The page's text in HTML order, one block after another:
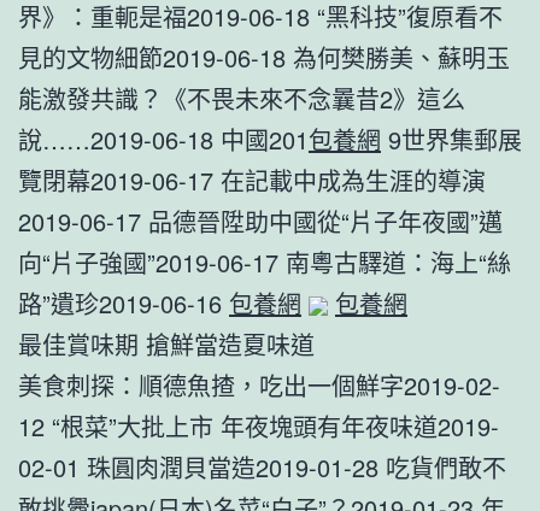
界》：重軛是福2019-06-18 “黑科技”復原看不
見的文物細節2019-06-18 為何樊勝美、蘇明玉
能激發共識？《不畏未來不念曩昔2》這么
說……2019-06-18 中國201包養網 9世界集郵展
覽閉幕2019-06-17 在記載中成為生涯的導演
2019-06-17 品德晉陞助中國從“片子年夜國”邁
向“片子強國”2019-06-17 南粵古驛道：海上“絲
路”遺珍2019-06-16 包養網
包養網
最佳賞味期 搶鮮當造夏味道
美食刺探：順德魚揸，吃出一個鮮字2019-02-
12 “根菜”大批上市 年夜塊頭有年夜味道2019-
02-01 珠圓肉潤貝當造2019-01-28 吃貨們敢不